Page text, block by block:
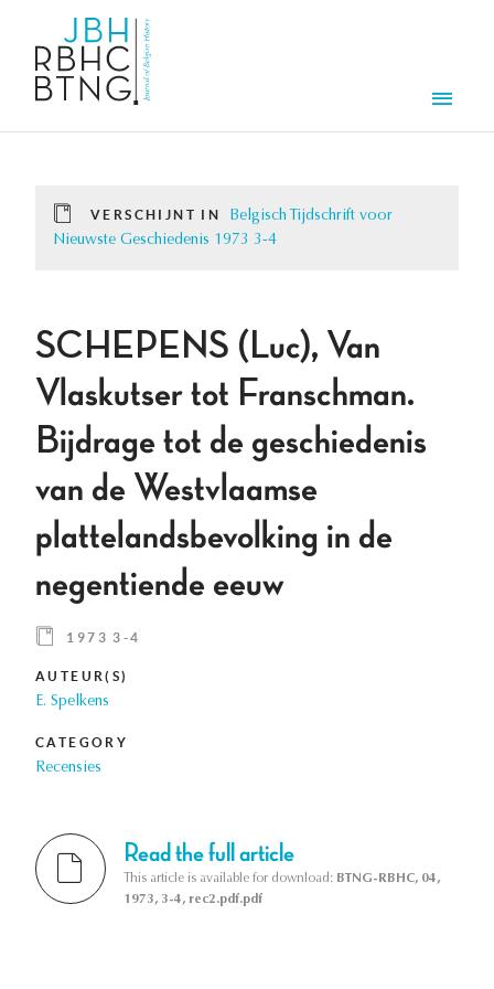
VERSCHIJNT IN
Belgisch Tijdschrift voor
Nieuwste Geschiedenis 1973 3-4
SCHEPENS (Luc), Van
Vlaskutser tot Franschman.
Bijdrage tot de geschiedenis
van de Westvlaamse
plattelandsbevolking in de
negentiende eeuw
1973 3-4
AUTEUR(S)
E. Spelkens
CATEGORY
Recensies
Read the full article
This article is available for download: BTNG-RBHC, 04,
1973, 3-4, rec2.pdf.pdf